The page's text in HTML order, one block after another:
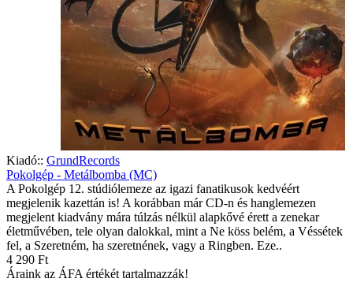
Kiadó:: GrundRecords
Pokolgép - Metálbomba (MC)
A Pokolgép 12. stúdiólemeze az igazi fanatikusok kedvéért
megjelenik kazettán is! A korábban már CD-n és hanglemezen
megjelent kiadvány mára túlzás nélkül alapkővé érett a zenekar
életművében, tele olyan dalokkal, mint a Ne köss belém, a Véssétek
fel, a Szeretném, ha szeretnének, vagy a Ringben. Eze..
4 290 Ft
Áraink az ÁFA értékét tartalmazzák!